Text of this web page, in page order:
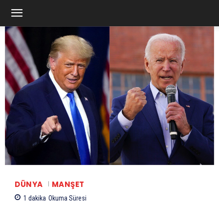
DÜNYA MANŞET
1 dakika Okuma Süresi